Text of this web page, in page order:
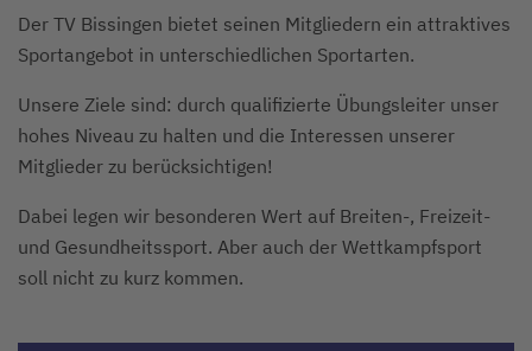
Der TV Bissingen bietet seinen Mitgliedern ein attraktives
Sportangebot in unterschiedlichen Sportarten.
Unsere Ziele sind: durch qualifizierte Übungsleiter unser
hohes Niveau zu halten und die Interessen unserer
Mitglieder zu berücksichtigen!
Dabei legen wir besonderen Wert auf Breiten-, Freizeit-
und Gesundheitssport. Aber auch der Wettkampfsport
soll nicht zu kurz kommen.